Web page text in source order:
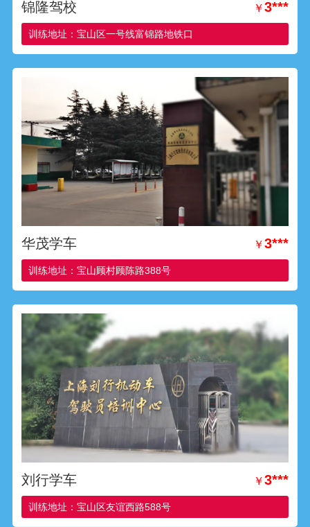
锦隆驾校 ￥3***
训练地址：宝山区一号线富锦路地铁口
华茂学车 ￥3***
训练地址：宝山顾村顾陈路388号
刘行学车 ￥3***
训练地址：宝山区友谊西路588号